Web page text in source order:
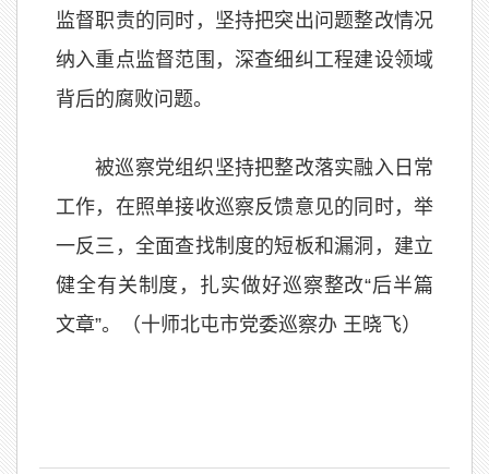
监督职责的同时，坚持把突出问题整改情况
纳入重点监督范围，深查细纠工程建设领域
背后的腐败问题。
被巡察党组织坚持把整改落实融入日常
工作，在照单接收巡察反馈意见的同时，举
一反三，全面查找制度的短板和漏洞，建立
健全有关制度，扎实做好巡察整改“后半篇
文章”。（十师北屯市党委巡察办 王晓飞）